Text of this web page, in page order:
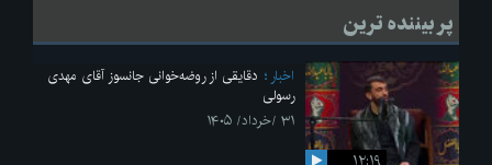
لحظاتی از قرائت زیارت اربعین امام حسین(ع) در مراسم عزاداری هیئات
پر بیننده ترین
اخبار
دقایقی از روضه‌خوانی جانسوز آقای مهدی
رسولی
۳۱ /خرداد/ ۱۴۰۵